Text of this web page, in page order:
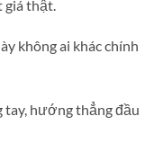
giá thật.
không ai khác chính
tay, hướng thẳng đầu